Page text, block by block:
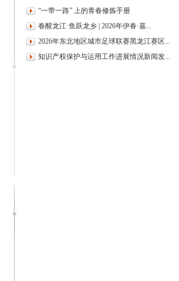
“一带一路” 上的青春修炼手册
春醒龙江·鱼跃龙乡 | 2026年伊春·嘉...
2026年东北地区城市足球联赛黑龙江赛区...
知识产权保护与运用工作进展情况新闻发...